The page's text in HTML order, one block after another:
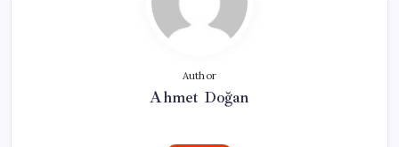
Author
Ahmet Doğan